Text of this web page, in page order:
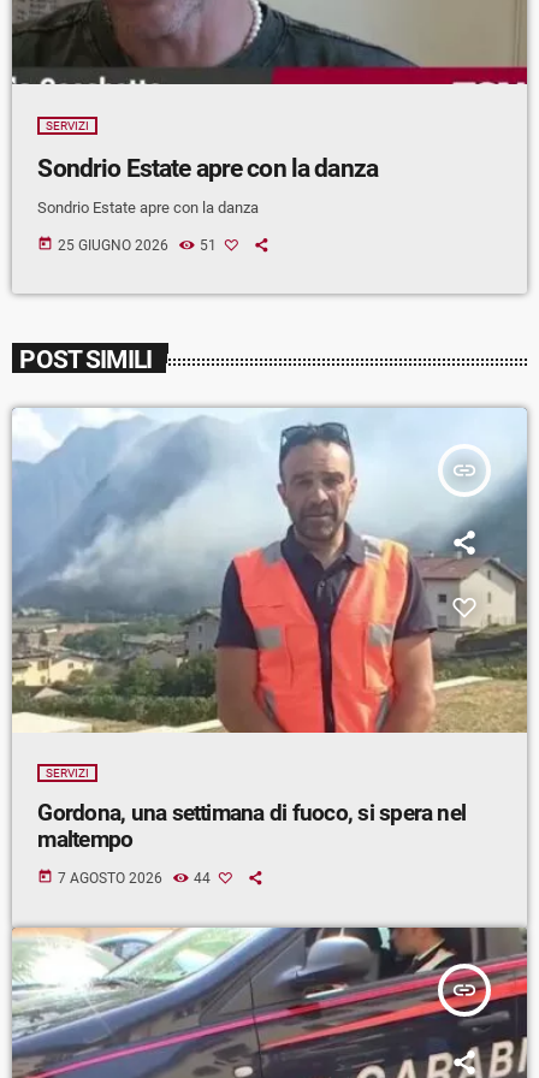
SERVIZI
Sondrio Estate apre con la danza
Sondrio Estate apre con la danza
today 25 GIUGNO 2026 51
POST SIMILI
insert_link
SERVIZI
Gordona, una settimana di fuoco, si spera nel
maltempo
today 7 AGOSTO 2026 44
insert_link